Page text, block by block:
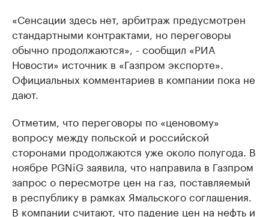
«Сенсации здесь нет, арбитраж предусмотрен
стандартными контрактами, но переговоры
обычно продолжаются», - сообщил «РИА
Новости» источник в «Газпром экспорте».
Официальных комментариев в компании пока не
дают.
Отметим, что переговоры по «ценовому»
вопросу между польской и российской
сторонами продолжаются уже около полугода. В
ноябре PGNiG заявила, что направила в Газпром
запрос о пересмотре цен на газ, поставляемый
в республику в рамках Ямальского соглашения.
В компании считают, что падение цен на нефть и